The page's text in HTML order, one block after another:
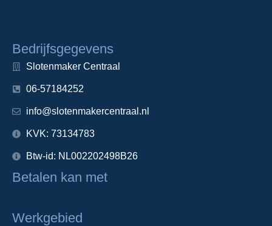
Bedrijfsgegevens
Slotenmaker Centraal
06-57184252
info@slotenmakercentraal.nl
KVK: 73134783
Btw-id: NL002202498B26
Betalen kan met
Werkgebied